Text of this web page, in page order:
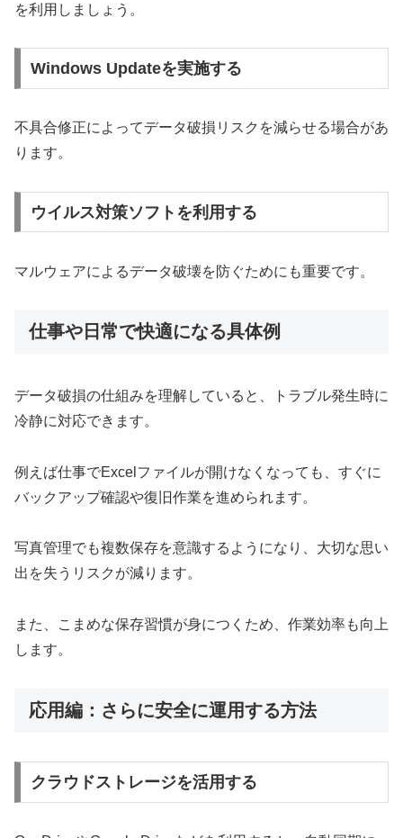
を利用しましょう。
Windows Updateを実施する
不具合修正によってデータ破損リスクを減らせる場合があ
ります。
ウイルス対策ソフトを利用する
マルウェアによるデータ破壊を防ぐためにも重要です。
仕事や日常で快適になる具体例
データ破損の仕組みを理解していると、トラブル発生時に
冷静に対応できます。
例えば仕事でExcelファイルが開けなくなっても、すぐに
バックアップ確認や復旧作業を進められます。
写真管理でも複数保存を意識するようになり、大切な思い
出を失うリスクが減ります。
また、こまめな保存習慣が身につくため、作業効率も向上
します。
応用編：さらに安全に運用する方法
クラウドストレージを活用する